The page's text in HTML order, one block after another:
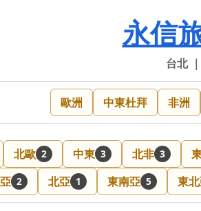
永信
台北
歐洲 中東杜拜 非洲
北歐 2 中東 3 北非 3
2 北亞 1 東南亞 5 東